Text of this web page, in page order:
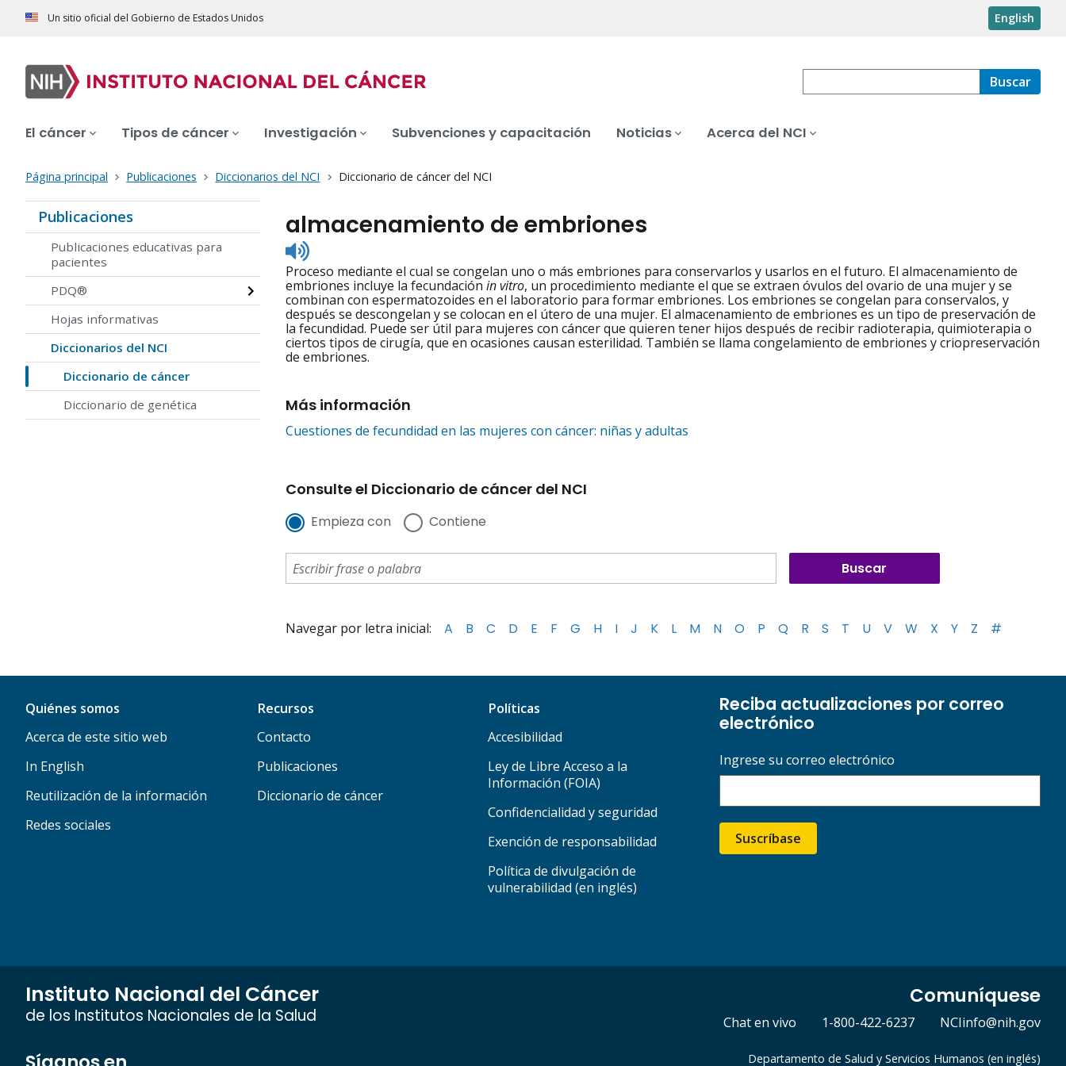
Un sitio oficial del Gobierno de Estados Unidos English
Buscar
El cáncer Tipos de cáncer Investigación Subvenciones y capacitación Noticias Acerca del NCI
Página principal Publicaciones Diccionarios del NCI Diccionario de cáncer del NCI
Publicaciones
Publicaciones educativas para
pacientes
PDQ®
Hojas informativas
Diccionarios del NCI
Diccionario de cáncer
Diccionario de genética
almacenamiento de embriones
Listen
to
pronunciation
Proceso mediante el cual se congelan uno o más embriones para conservarlos y usarlos en el futuro. El almacenamiento de
embriones incluye la fecundación in vitro, un procedimiento mediante el que se extraen óvulos del ovario de una mujer y se
combinan con espermatozoides en el laboratorio para formar embriones. Los embriones se congelan para conservalos, y
después se descongelan y se colocan en el útero de una mujer. El almacenamiento de embriones es un tipo de preservación de
la fecundidad. Puede ser útil para mujeres con cáncer que quieren tener hijos después de recibir radioterapia, quimioterapia o
ciertos tipos de cirugía, que en ocasiones causan esterilidad. También se llama congelamiento de embriones y criopreservación
de embriones.
Más información
Cuestiones de fecundidad en las mujeres con cáncer: niñas y adultas
Consulte el Diccionario de cáncer del NCI
Empieza con Contiene
Navegar por letra inicial: A B C D E F G H I J K L M N O P Q R S T U V W X Y Z #
Quiénes somos
Acerca de este sitio web
In English
Reutilización de la información
Redes sociales
Recursos
Contacto
Publicaciones
Diccionario de cáncer
Políticas
Accesibilidad
Ley de Libre Acceso a la
Información (FOIA)
Confidencialidad y seguridad
Exención de responsabilidad
Política de divulgación de
vulnerabilidad (en inglés)
Reciba actualizaciones por correo
electrónico
Ingrese su correo electrónico
Suscríbase
Instituto Nacional del Cáncer
de los Institutos Nacionales de la Salud
Comuníquese
Chat en vivo 1-800-422-6237 NCIinfo@nih.gov
Departamento de Salud y Servicios Humanos (en inglés)